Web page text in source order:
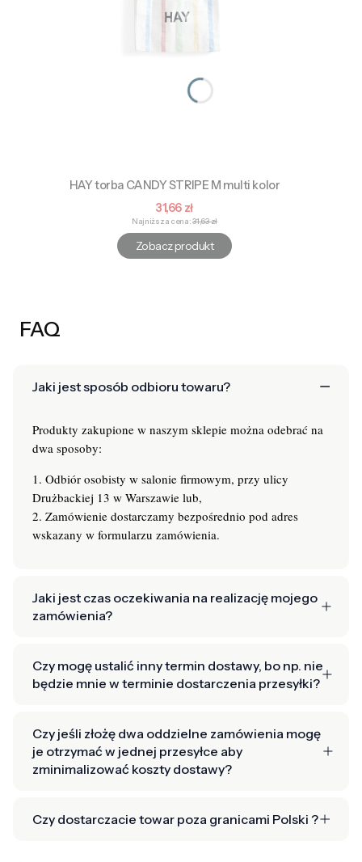
HAY torba CANDY STRIPE M multi kolor
Cena promocyjna
31,66 zł
Najniższa cena: 31,63 zł
Zobacz produkt
FAQ
Jaki jest sposób odbioru towaru?
Produkty zakupione w naszym sklepie można odebrać na
dwa sposoby:
1. Odbiór osobisty w salonie firmowym, przy ulicy
Drużbackiej 13 w Warszawie lub,
2. Zamówienie dostarczamy bezpośrednio pod adres
wskazany w formularzu zamówienia.
Jaki jest czas oczekiwania na realizację mojego
zamówienia?
Czy mogę ustalić inny termin dostawy, bo np. nie
będzie mnie w terminie dostarczenia przesyłki?
Czy jeśli złożę dwa oddzielne zamówienia mogę
je otrzymać w jednej przesyłce aby
zminimalizować koszty dostawy?
Czy dostarczacie towar poza granicami Polski ?